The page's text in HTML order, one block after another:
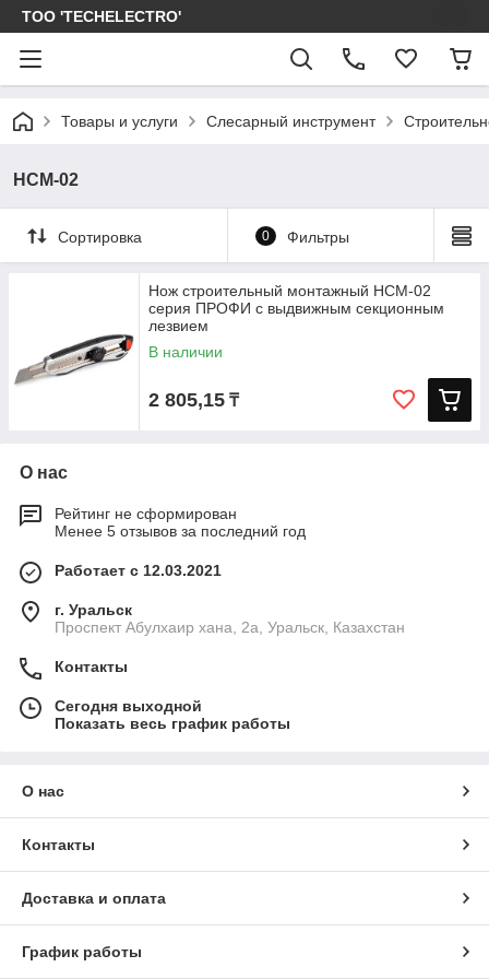
ТОО 'TECHELECTRO'
Товары и услуги Слесарный инструмент
НСМ-02
Сортировка 0 Фильтры
Нож строительный монтажный НСМ-02
серия ПРОФИ с выдвижным секционным
лезвием
В наличии
2 805,15 ₸
О нас
Рейтинг не сформирован
Менее 5 отзывов за последний год
Работает с 12.03.2021
г. Уральск
Проспект Абулхаир хана, 2а, Уральск, Казахстан
Контакты
Сегодня выходной
Показать весь график работы
О нас
Контакты
Доставка и оплата
График работы